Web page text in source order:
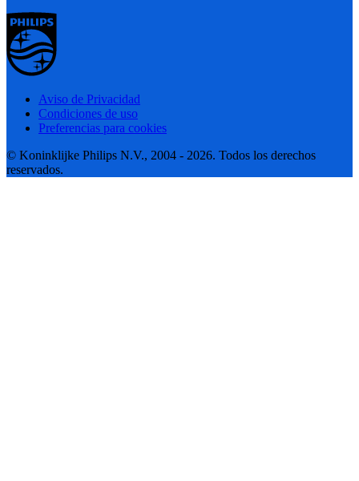
Aviso de Privacidad
Condiciones de uso
Preferencias para cookies
© Koninklijke Philips N.V., 2004 - 2026. Todos los derechos
reservados.